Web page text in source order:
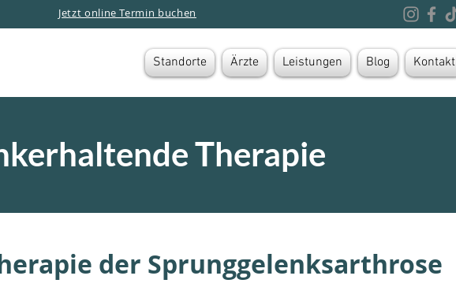
Jetzt online Termin buchen
Standorte Ärzte Leistungen Blog Kontakt
Therapie
der Sprunggelenksarthrose